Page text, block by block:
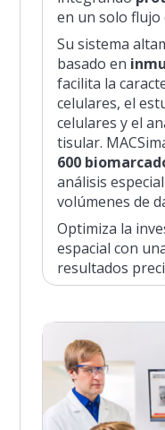
en un solo flujo
Su sistema
basado en
facilita la
celulares, el
celulares y el
tisular.
600
análisis
volúmenes de
Optimiza la
espacial con
resultados